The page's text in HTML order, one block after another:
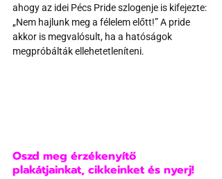
ahogy az idei Pécs Pride szlogenje is kifejezte:
„Nem hajlunk meg a félelem előtt!” A pride
akkor is megvalósult, ha a hatóságok
megpróbálták ellehetetleníteni.
Oszd meg érzékenyítő
plakátjainkat, cikkeinket és nyerj!